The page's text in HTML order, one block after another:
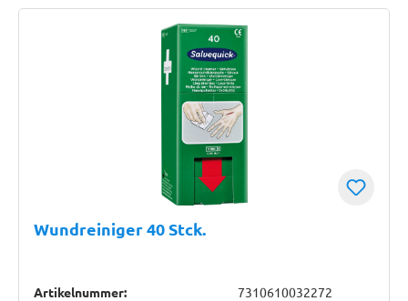
Wundreiniger 40 Stck.
Artikelnummer: 7310610032272